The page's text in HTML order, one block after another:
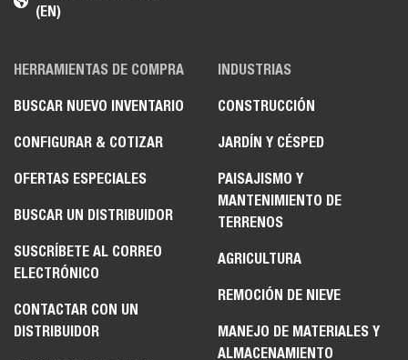
(EN)
HERRAMIENTAS DE COMPRA
BUSCAR NUEVO INVENTARIO
CONFIGURAR & COTIZAR
OFERTAS ESPECIALES
BUSCAR UN DISTRIBUIDOR
SUSCRÍBETE AL CORREO
ELECTRÓNICO
CONTACTAR CON UN
DISTRIBUIDOR
INDUSTRIAS
CONSTRUCCIÓN
JARDÍN Y CÉSPED
PAISAJISMO Y
MANTENIMIENTO DE
TERRENOS
AGRICULTURA
REMOCIÓN DE NIEVE
MANEJO DE MATERIALES Y
ALMACENAMIENTO